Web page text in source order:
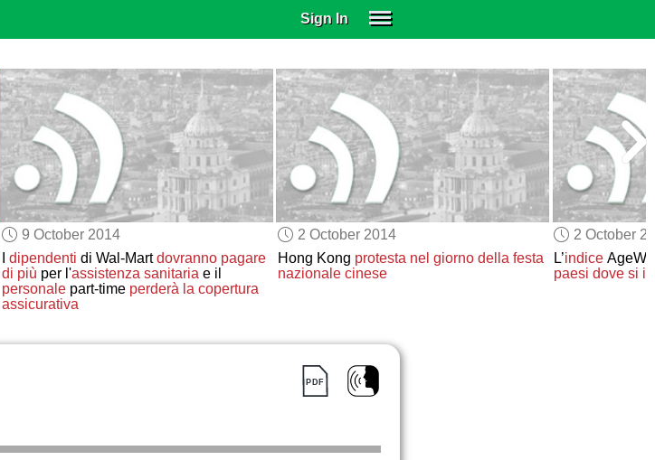
Sign In
SUBSCRIBE
EDUCATIONAL LICENSES
GIFT CARDS
OTHER LANGUAGES
ABOUT US
ALEXA
ADJUST COLORS
9 October 2014
dipendenti di Wal-Martdovranno pagare
di più per l'assistenza sanitariae il
personalepart-time perderà la copertura
assicurativa
2 October 2014
Hong Kong protesta nel giorno della festa
nazionale cinese
2 October
L’indice
paesi dove si